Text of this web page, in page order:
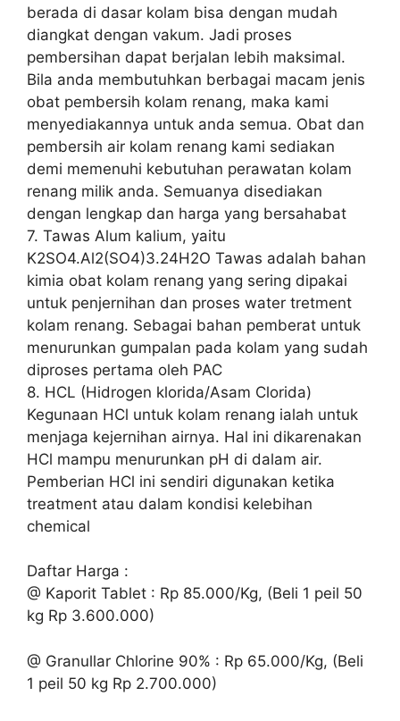
berada di dasar kolam bisa dengan mudah
diangkat dengan vakum. Jadi proses
pembersihan dapat berjalan lebih maksimal.
Bila anda membutuhkan berbagai macam jenis
obat pembersih kolam renang, maka kami
menyediakannya untuk anda semua. Obat dan
pembersih air kolam renang kami sediakan
demi memenuhi kebutuhan perawatan kolam
renang milik anda. Semuanya disediakan
dengan lengkap dan harga yang bersahabat
7. Tawas Alum kalium, yaitu
K2SO4.Al2(SO4)3.24H2O Tawas adalah bahan
kimia obat kolam renang yang sering dipakai
untuk penjernihan dan proses water tretment
kolam renang. Sebagai bahan pemberat untuk
menurunkan gumpalan pada kolam yang sudah
diproses pertama oleh PAC
8. HCL (Hidrogen klorida/Asam Clorida)
Kegunaan HCl untuk kolam renang ialah untuk
menjaga kejernihan airnya. Hal ini dikarenakan
HCl mampu menurunkan pH di dalam air.
Pemberian HCl ini sendiri digunakan ketika
treatment atau dalam kondisi kelebihan
chemical
Daftar Harga :
@ Kaporit Tablet : Rp 85.000/Kg, (Beli 1 peil 50
kg Rp 3.600.000)
@ Granullar Chlorine 90% : Rp 65.000/Kg, (Beli
1 peil 50 kg Rp 2.700.000)